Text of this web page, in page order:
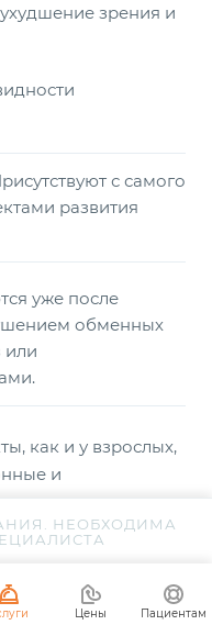
зрения и
с самого
развития
уже после
обменных
или
как и у взрослых,
и
НЕОБХОДИМА
Цены Пациентам